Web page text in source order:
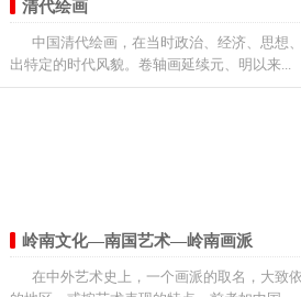
清代绘画
中国清代绘画，在当时政治、经济、思想
出特定的时代风貌。卷轴画延续元、明以来...
岭南文化—南国艺术—岭南画派
在中外艺术史上，一个画派的取名，大致